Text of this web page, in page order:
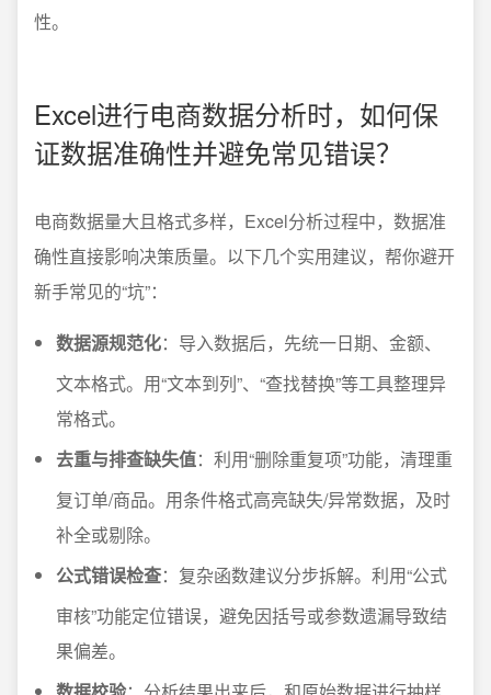
性。
Excel进行电商数据分析时，如何保
证数据准确性并避免常见错误？
电商数据量大且格式多样，Excel分析过程中，数据准
确性直接影响决策质量。以下几个实用建议，帮你避开
新手常见的“坑”：
数据源规范化：导入数据后，先统一日期、金额、
文本格式。用“文本到列”、“查找替换”等工具整理异
常格式。
去重与排查缺失值：利用“删除重复项”功能，清理重
复订单/商品。用条件格式高亮缺失/异常数据，及时
补全或剔除。
公式错误检查：复杂函数建议分步拆解。利用“公式
审核”功能定位错误，避免因括号或参数遗漏导致结
果偏差。